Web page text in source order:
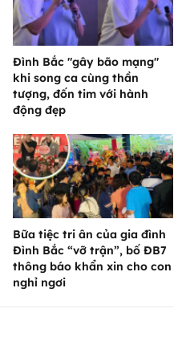
Đình Bắc "gây bão mạng"
khi song ca cùng thần
tượng, đốn tim với hành
động đẹp
Bữa tiệc tri ân của gia đình
Đình Bắc “vỡ trận”, bố ĐB7
thông báo khẩn xin cho con
nghỉ ngơi